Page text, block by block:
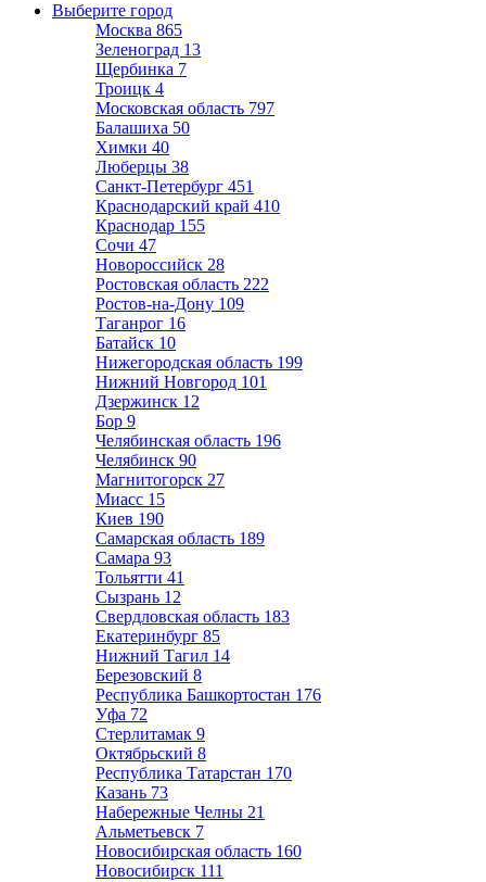
Выберите город
Москва 865
Зеленоград 13
Щербинка 7
Троицк 4
Московская область 797
Балашиха 50
Химки 40
Люберцы 38
Санкт-Петербург 451
Краснодарский край 410
Краснодар 155
Сочи 47
Новороссийск 28
Ростовская область 222
Ростов-на-Дону 109
Таганрог 16
Батайск 10
Нижегородская область 199
Нижний Новгород 101
Дзержинск 12
Бор 9
Челябинская область 196
Челябинск 90
Магнитогорск 27
Миасс 15
Киев 190
Самарская область 189
Самара 93
Тольятти 41
Сызрань 12
Свердловская область 183
Екатеринбург 85
Нижний Тагил 14
Березовский 8
Республика Башкортостан 176
Уфа 72
Стерлитамак 9
Октябрьский 8
Республика Татарстан 170
Казань 73
Набережные Челны 21
Альметьевск 7
Новосибирская область 160
Новосибирск 111